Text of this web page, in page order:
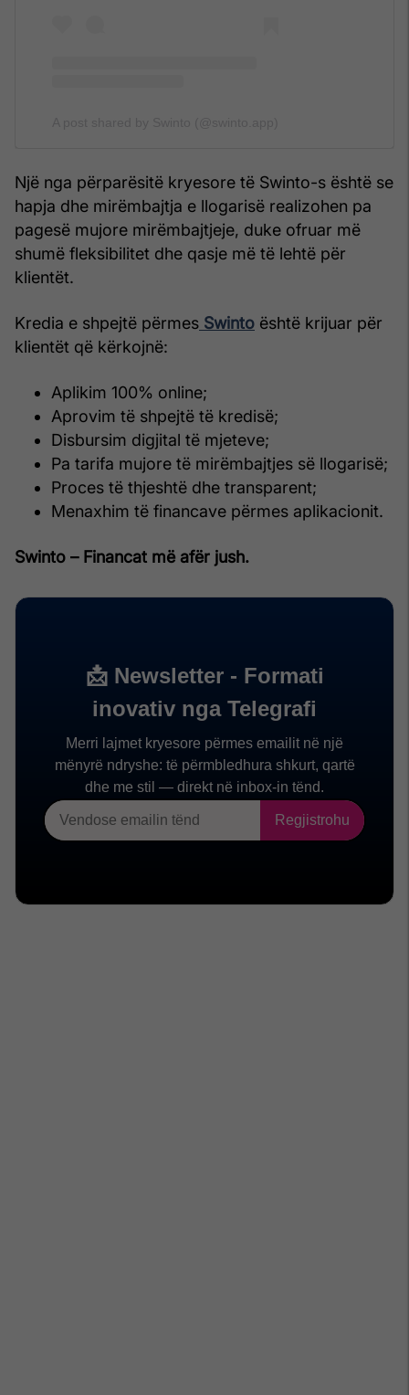
Një nga përparësitë kryesore të Swinto-s është se
hapja dhe mirëmbajtja e llogarisë realizohen pa
pagesë mujore mirëmbajtjeje, duke ofruar më
shumë fleksibilitet dhe qasje më të lehtë për
klientët.
Kredia e shpejtë përmes Swinto është krijuar për
klientët që kërkojnë:
Aplikim 100% online;
Aprovim të shpejtë të kredisë;
Disbursim digjital të mjeteve;
Pa tarifa mujore të mirëmbajtjes së llogarisë;
Proces të thjeshtë dhe transparent;
Menaxhim të financave përmes aplikacionit.
Swinto – Financat më afër jush.